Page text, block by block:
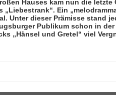
Hauses kam nun die letzte
Ein
Unter dieser Prämisse stand
Publikum schon in
„Hänsel und Gretel“ viel